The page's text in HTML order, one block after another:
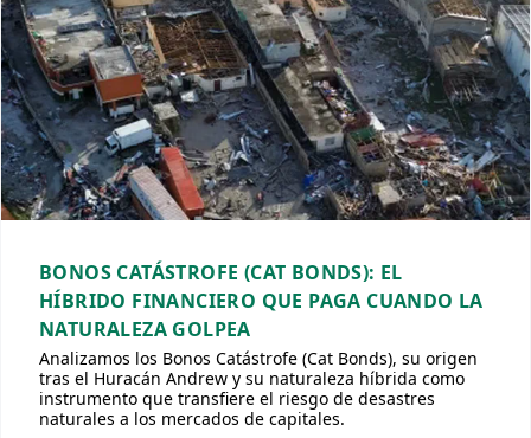
BONOS CATÁSTROFE (CAT BONDS): EL
HÍBRIDO FINANCIERO QUE PAGA CUANDO LA
NATURALEZA GOLPEA
Analizamos los Bonos Catástrofe (Cat Bonds), su origen
tras el Huracán Andrew y su naturaleza híbrida como
instrumento que transfiere el riesgo de desastres
naturales a los mercados de capitales.